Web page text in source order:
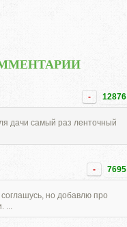
- 12876
дачи самый раз ленточный
- 7695
но добавлю про
...